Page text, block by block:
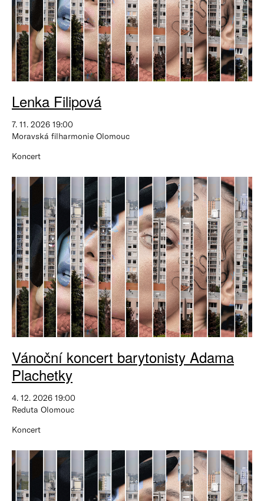
Lenka Filipová
7. 11. 2026 19:00
Moravská filharmonie Olomouc
Koncert
Vánoční koncert barytonisty Adama
Plachetky
4. 12. 2026 19:00
Reduta Olomouc
Koncert